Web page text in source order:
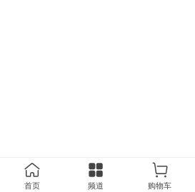
首页 频道 购物车